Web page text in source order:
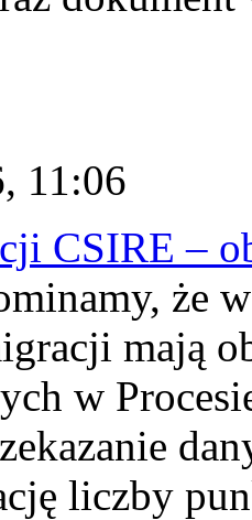
11:06
CSIRE –
że
mają
w
liczby